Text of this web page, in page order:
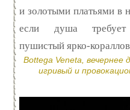
и золотыми платьями в
если душа требует
пушистый ярко-
Bottega Veneta, вечернее
игривый и